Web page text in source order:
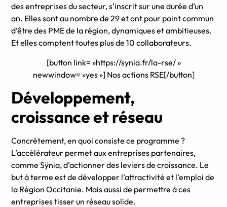
des entreprises du secteur, s’inscrit sur une durée d’un
an. Elles sont au nombre de 29 et ont pour point commun
d’être des PME de la région, dynamiques et ambitieuses.
Et elles comptent toutes plus de 10 collaborateurs.
[button link= »https://synia.fr/la-rse/ »
newwindow= »yes »] Nos actions RSE[/button]
Développement,
croissance et réseau
Concrètement, en quoi consiste ce programme ?
L’accélérateur permet aux entreprises partenaires,
comme Sÿnia, d’actionner des leviers de croissance. Le
but à terme est de développer l’attractivité et l’emploi de
la Région Occitanie. Mais aussi de permettre à ces
entreprises tisser un réseau solide.